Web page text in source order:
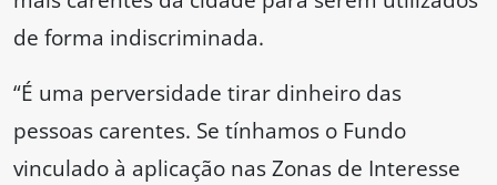
de forma indiscriminada.
“É uma perversidade tirar dinheiro das
pessoas carentes. Se tínhamos o Fundo
vinculado à aplicação nas Zonas de Interesse